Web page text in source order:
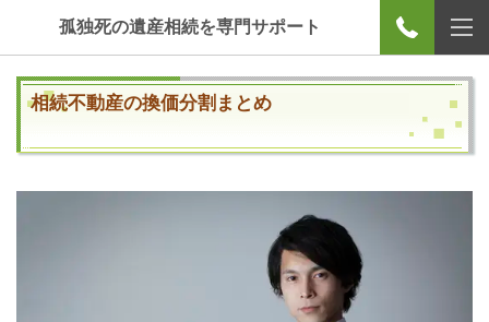
孤独死の遺産相続を専門サポート
相続不動産の換価分割まとめ